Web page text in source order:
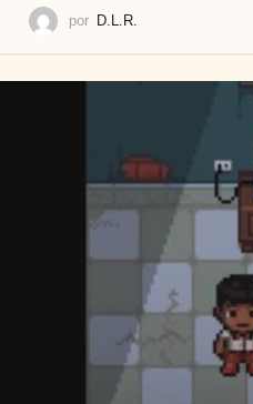
por D.L.R.